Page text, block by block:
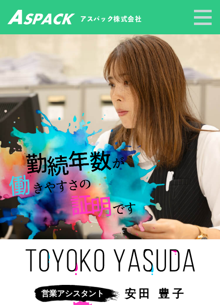
アスパック株式会社
営業アシスタント 安田 豊子